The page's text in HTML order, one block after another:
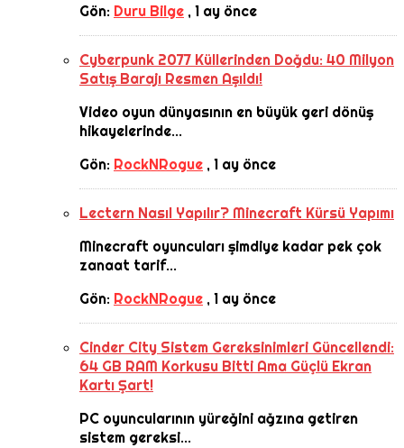
Gön: Duru Bilge ,1 ay önce
Cyberpunk 2077 Küllerinden Doğdu: 40 Milyon
Satış Barajı Resmen Aşıldı!
Video oyun dünyasının en büyük geri dönüş
hikayelerinde...
Gön: RockNRogue ,1 ay önce
Lectern Nasıl Yapılır? Minecraft Kürsü Yapımı
Minecraft oyuncuları şimdiye kadar pek çok
zanaat tarif...
Gön: RockNRogue ,1 ay önce
Cinder City Sistem Gereksinimleri Güncellendi:
64 GB RAM Korkusu Bitti Ama Güçlü Ekran
Kartı Şart!
PC oyuncularının yüreğini ağzına getiren
sistem gereksi...